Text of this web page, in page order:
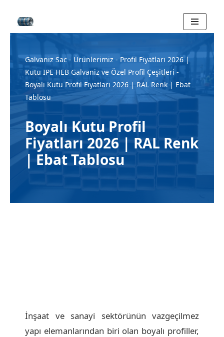
geç
Galvaniz Sac- Ürünlerimiz - Profil Fiyatları 2026 |
Kutu IPE HEB Galvaniz ve Özel Profil Çeşitleri -
Boyalı Kutu Profil Fiyatları 2026 | RAL Renk | Ebat
Tablosu
Boyalı Kutu Profil
Fiyatları 2026 | RAL Renk
| Ebat Tablosu
İnşaat ve sanayi sektörünün vazgeçilmez
yapı elemanlarından biri olan boyalı profiller,